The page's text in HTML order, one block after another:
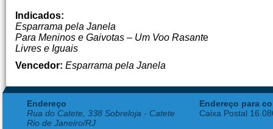
Indicados:
Esparrama pela Janela
Para Meninos e Gaivotas – Um Voo Rasante
Livres e Iguais
Vencedor: Esparrama pela Janela
Endereço
Rua do Catete, 338 Sobreloja - Catete
Rio de Janeiro/RJ
Endereço para
Caixa Postal